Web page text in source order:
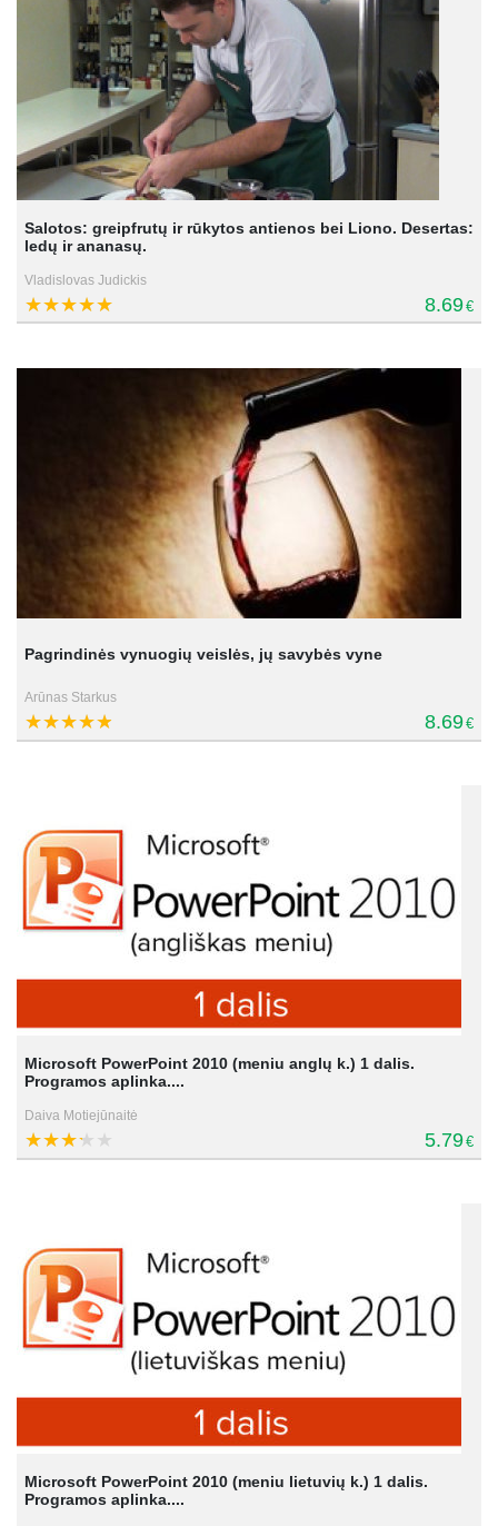
Salotos: greipfrutų ir rūkytos antienos bei Liono. Desertas:
ledų ir ananasų.
Vladislovas Judickis
8.69€
Pagrindinės vynuogių veislės, jų savybės vyne
Arūnas Starkus
8.69€
Microsoft PowerPoint 2010 (meniu anglų k.) 1 dalis.
Programos aplinka....
Daiva Motiejūnaitė
5.79€
Microsoft PowerPoint 2010 (meniu lietuvių k.) 1 dalis.
Programos aplinka....